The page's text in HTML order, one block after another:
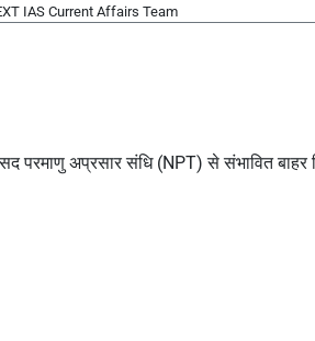
IAS Current Affairs Team
परमाणु अप्रसार संधि (NPT) से संभावित बाहर